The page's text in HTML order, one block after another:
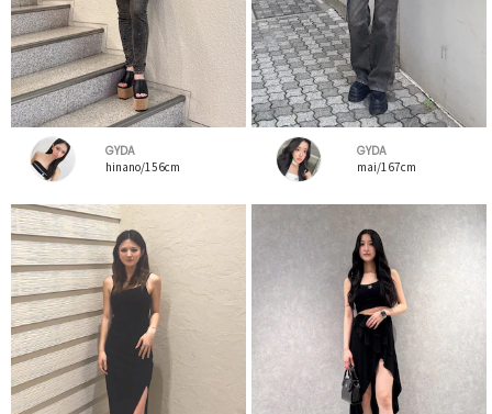
GYDA
hinano/156cm
GYDA
mai/167cm